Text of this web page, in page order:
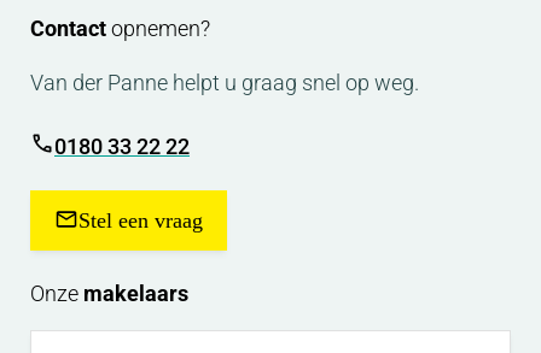
Contactopnemen?
Van der Panne helpt u graag snel op weg.
0180 33 22 22
Stel een vraag
Onze makelaars